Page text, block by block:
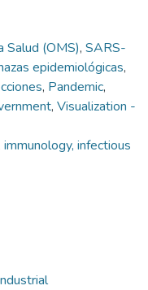
Salud (OMS), SARS-
epidemiológicas,
, Pandemic,
, Visualization -
infectious